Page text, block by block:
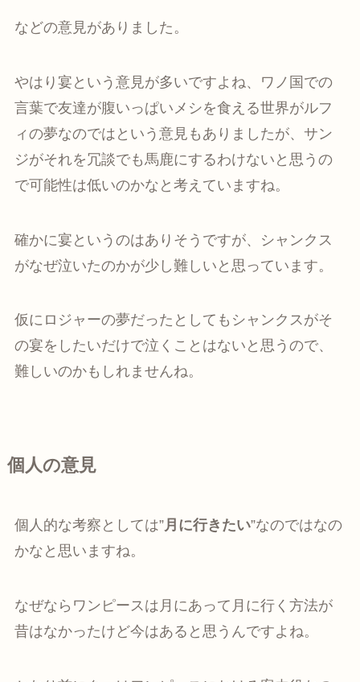
などの意見がありました。
やはり宴という意見が多いですよね、ワノ国での
言葉で友達が腹いっぱいメシを食える世界がルフ
ィの夢なのではという意見もありましたが、サン
ジがそれを冗談でも馬鹿にするわけないと思うの
で可能性は低いのかなと考えていますね。
確かに宴というのはありそうですが、シャンクス
がなぜ泣いたのかが少し難しいと思っています。
仮にロジャーの夢だったとしてもシャンクスがそ
の宴をしたいだけで泣くことはないと思うので、
難しいのかもしれませんね。
個人の意見
個人的な考察としては”月に行きたい”なのではなの
かなと思いますね。
なぜならワンピースは月にあって月に行く方法が
昔はなかったけど今はあると思うんですよね。